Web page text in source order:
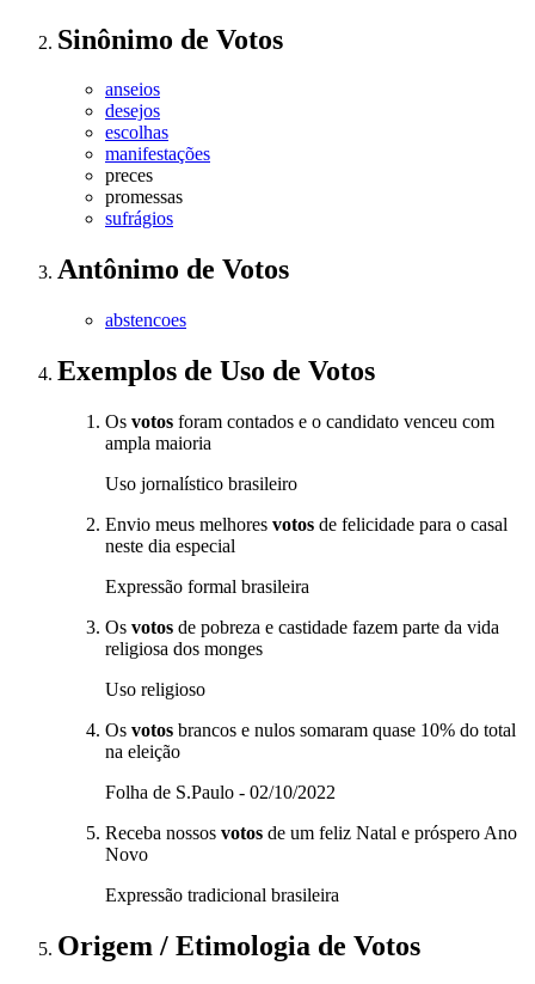
Sinônimo de Votos
anseios
desejos
escolhas
manifestações
preces
promessas
sufrágios
Antônimo de Votos
abstencoes
Exemplos de Uso de Votos
Os votos foram contados e o candidato venceu com
ampla maioria
Uso jornalístico brasileiro
Envio meus melhores votos de felicidade para o casal
neste dia especial
Expressão formal brasileira
Os votos de pobreza e castidade fazem parte da vida
religiosa dos monges
Uso religioso
Os votos brancos e nulos somaram quase 10% do total
na eleição
Folha de S.Paulo - 02/10/2022
Receba nossos votos de um feliz Natal e próspero Ano
Novo
Expressão tradicional brasileira
Origem / Etimologia de Votos